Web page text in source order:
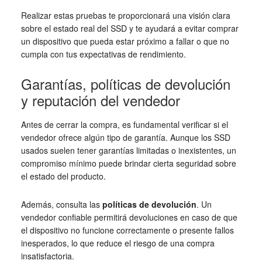
Realizar estas pruebas te proporcionará una visión clara
sobre el estado real del SSD y te ayudará a evitar comprar
un dispositivo que pueda estar próximo a fallar o que no
cumpla con tus expectativas de rendimiento.
Garantías, políticas de devolución
y reputación del vendedor
Antes de cerrar la compra, es fundamental verificar si el
vendedor ofrece algún tipo de garantía. Aunque los SSD
usados suelen tener garantías limitadas o inexistentes, un
compromiso mínimo puede brindar cierta seguridad sobre
el estado del producto.
Además, consulta las políticas de devolución. Un
vendedor confiable permitirá devoluciones en caso de que
el dispositivo no funcione correctamente o presente fallos
inesperados, lo que reduce el riesgo de una compra
insatisfactoria.